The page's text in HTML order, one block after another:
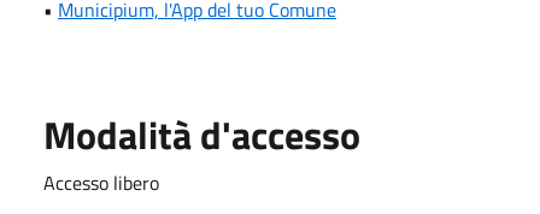
• Municipium, l'App del tuo Comune
Modalità d'accesso
Accesso libero